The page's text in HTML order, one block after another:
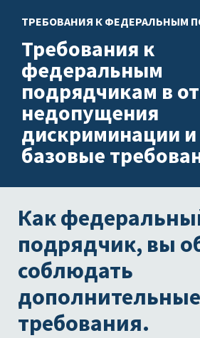
ТРЕБОВАНИЯ К ФЕДЕРАЛЬНЫМ
Требования к
федеральным
подрядчикам в
недопущения
дискриминации
базовые
Как
подрядчик, вы
соблюдать
дополнительные
требования.